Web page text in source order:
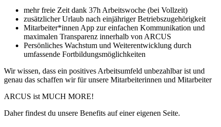
mehr freie Zeit dank 37h Arbeitswoche (bei Vollzeit)
zusätzlicher Urlaub nach einjähriger Betriebszugehörigkeit
Mitarbeiter*innen App zur einfachen Kommunikation und
maximalen Transparenz innerhalb von ARCUS
Persönliches Wachstum und Weiterentwicklung durch
umfassende Fortbildungsmöglichkeiten
Wir wissen, dass ein positives Arbeitsumfeld unbezahlbar ist und
genau das schaffen wir für unsere Mitarbeiterinnen und Mitarbeiter
ARCUS ist MUCH MORE!
Daher findest du unsere Benefits auf einer eigenen Seite.